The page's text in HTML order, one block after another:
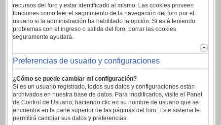
recursos del foro y estar identificado al mismo. Las cookies proveen
funciones como leer el seguimiento de la navegación del foro por el
usuario si la administración ha habilitado la opción. Si está teniendo
problemas con el ingreso o salida del foro, borrar las cookies
seguramente ayudará.
Preferencias de usuario y configuraciones
¿Cómo se puede cambiar mi configuración?
Si es un usuario registrado, todos sus datos y configuraciones están
archivados en nuestra base de datos. Para modificarlos, visite el Panel
de Control de Usuario; haciendo clic en su nombre de usuario que se
encuentra en la parte superior de las páginas del foro. Este sistema le
permitirá cambiar sus datos y preferencias.